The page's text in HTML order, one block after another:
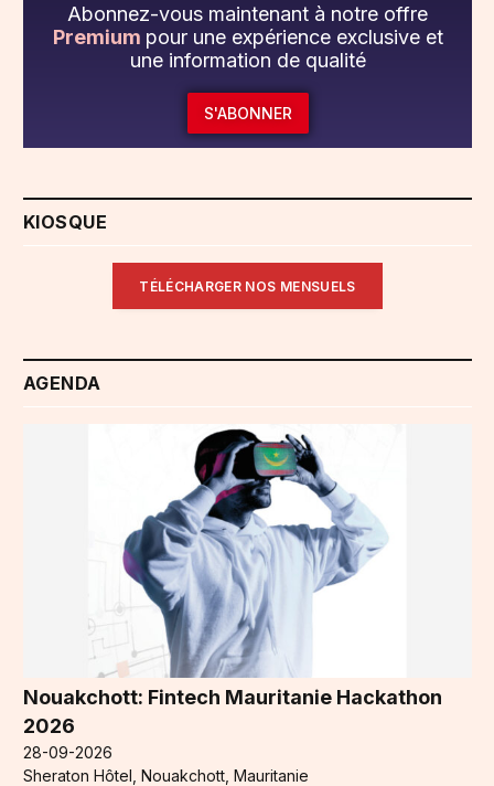
Abonnez-vous maintenant à notre offre
Premium pour une expérience exclusive et
une information de qualité
S'ABONNER
KIOSQUE
TÉLÉCHARGER NOS MENSUELS
AGENDA
Nouakchott: Fintech Mauritanie Hackathon
2026
28-09-2026
Sheraton Hôtel, Nouakchott, Mauritanie